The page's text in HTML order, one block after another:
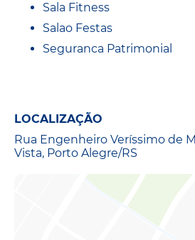
Sala Fitness
Salao Festas
Seguranca Patrimonial
LOCALIZAÇÃO
Rua Engenheiro Veríssimo de
Vista, Porto Alegre/RS